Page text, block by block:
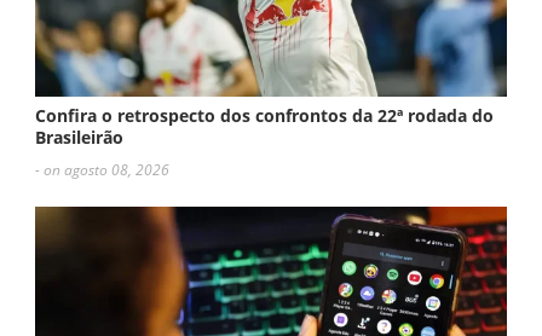
Confira o retrospecto dos confrontos da 22ª rodada do
Brasileirão
- on agosto 08, 2026